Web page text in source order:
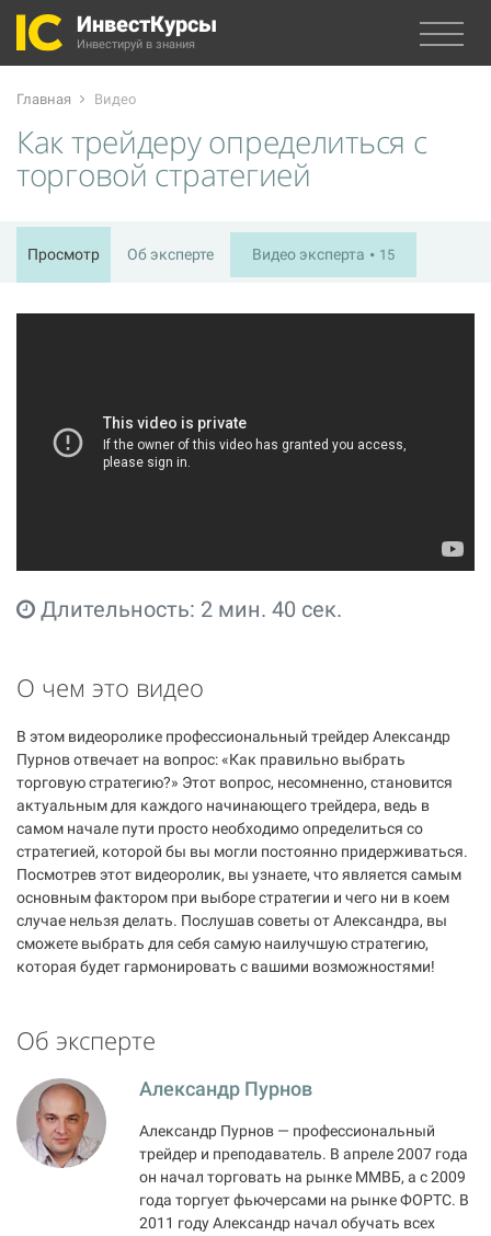
ИнвестКурсы
Инвестируй в знания
Главная Видео
Как трейдеру определиться с
торговой стратегией
Просмотр Об эксперте Видео эксперта 15
Длительность: 2 мин. 40 сек.
О чем это видео
В этом видеоролике профессиональный трейдер Александр
Пурнов отвечает на вопрос: «Как правильно выбрать
торговую стратегию?» Этот вопрос, несомненно, становится
актуальным для каждого начинающего трейдера, ведь в
самом начале пути просто необходимо определиться со
стратегией, которой бы вы могли постоянно придерживаться.
Посмотрев этот видеоролик, вы узнаете, что является самым
основным фактором при выборе стратегии и чего ни в коем
случае нельзя делать. Послушав советы от Александра, вы
сможете выбрать для себя самую наилучшую стратегию,
которая будет гармонировать с вашими возможностями!
Об эксперте
Александр Пурнов
Александр Пурнов — профессиональный
трейдер и преподаватель. В апреле 2007 года
он начал торговать на рынке ММВБ, а с 2009
года торгует фьючерсами на рынке ФОРТС. В
2011 году Александр начал обучать всех